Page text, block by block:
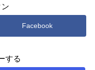
Facebook
する